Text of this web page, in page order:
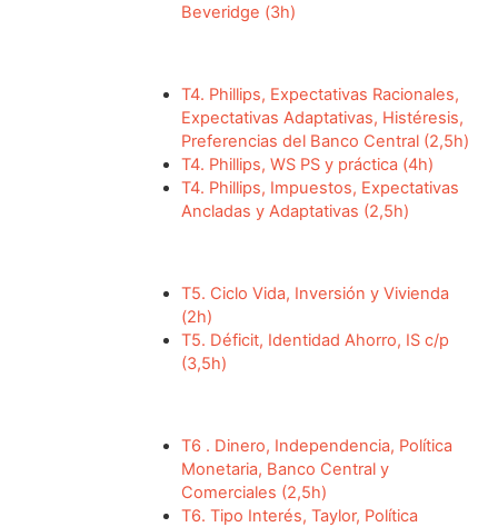
Beveridge (3h)
T4. Phillips, Expectativas Racionales,
Expectativas Adaptativas, Histéresis,
Preferencias del Banco Central (2,5h)
T4. Phillips, WS PS y práctica (4h)
T4. Phillips, Impuestos, Expectativas
Ancladas y Adaptativas (2,5h)
T5. Ciclo Vida, Inversión y Vivienda
(2h)
T5. Déficit, Identidad Ahorro, IS c/p
(3,5h)
T6 . Dinero, Independencia, Política
Monetaria, Banco Central y
Comerciales (2,5h)
T6. Tipo Interés, Taylor, Política